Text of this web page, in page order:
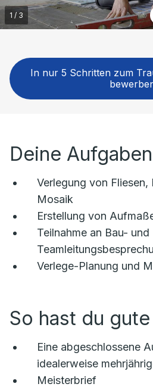
In nur 5 Schritten zum
Deine
Verlegung von Fliesen,
Mosaik
Erstellung von
Teilnahme an Bau- und
Verlege-Planung und
So hast du
Eine abgeschlossene
idealerweise
Meisterbrief